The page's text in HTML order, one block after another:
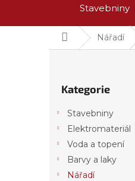
Stavebniny
DomůNářadí
kategorie
Kategorie
Stavebniny
Elektromateriál
Voda a topení
Barvy a laky
Nářadí